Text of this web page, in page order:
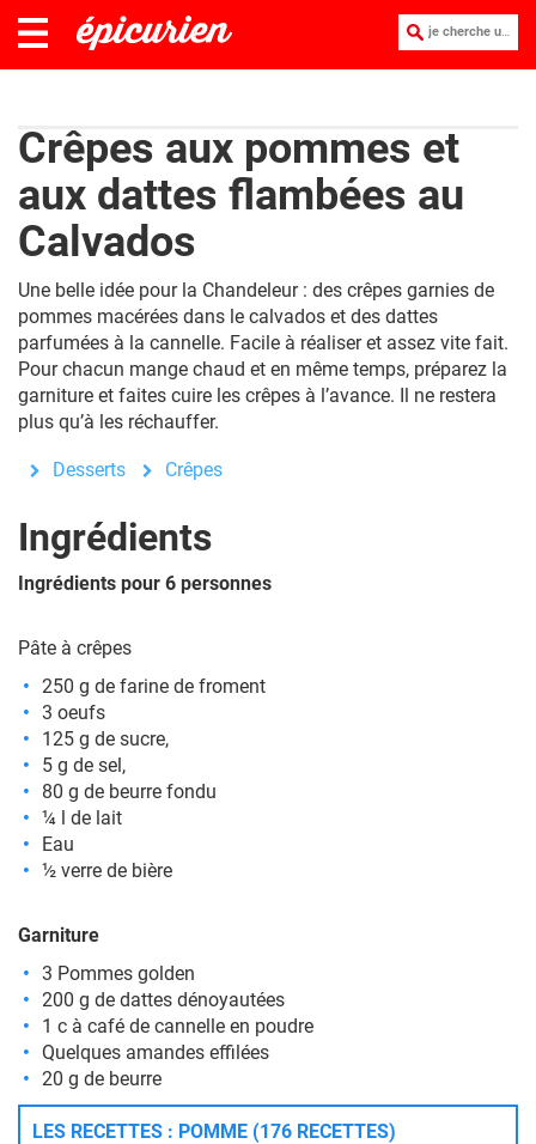
je cherche une recette :
Crêpes aux pommes et
aux dattes flambées au
Calvados
Une belle idée pour la Chandeleur : des crêpes garnies de
pommes macérées dans le calvados et des dattes
parfumées à la cannelle. Facile à réaliser et assez vite fait.
Pour chacun mange chaud et en même temps, préparez la
garniture et faites cuire les crêpes à l’avance. Il ne restera
plus qu’à les réchauffer.
Desserts Crêpes
Ingrédients
Ingrédients pour 6 personnes
Pâte à crêpes
250 g de farine de froment
3 oeufs
125 g de sucre,
5 g de sel,
80 g de beurre fondu
¼ l de lait
Eau
½ verre de bière
Garniture
3 Pommes golden
200 g de dattes dénoyautées
1 c à café de cannelle en poudre
Quelques amandes effilées
20 g de beurre
LES RECETTES : POMME (176 RECETTES)